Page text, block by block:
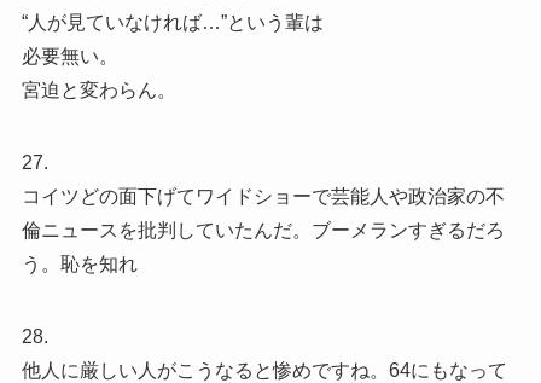
“人が見ていなければ…”という輩は
必要無い。
宮迫と変わらん。
27.
コイツどの面下げてワイドショーで芸能人や政治家の不
倫ニュースを批判していたんだ。ブーメランすぎるだろ
う。恥を知れ
28.
他人に厳しい人がこうなると惨めですね。64にもなって